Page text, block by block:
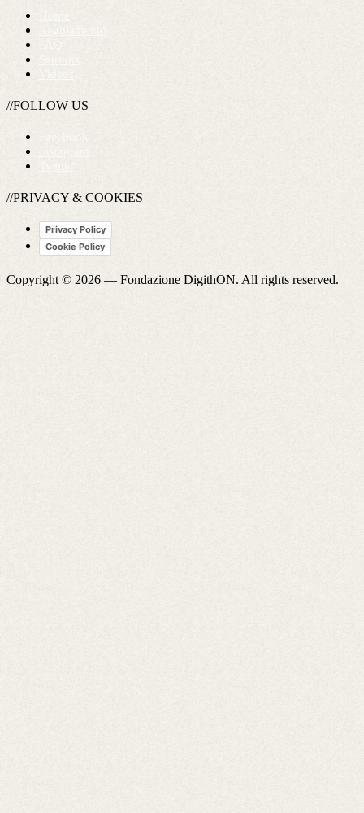
//FOLLOW US
//PRIVACY & COOKIES
Privacy Policy
Cookie Policy
Copyright © 2026 —Fondazione DigithON. All rights reserved.